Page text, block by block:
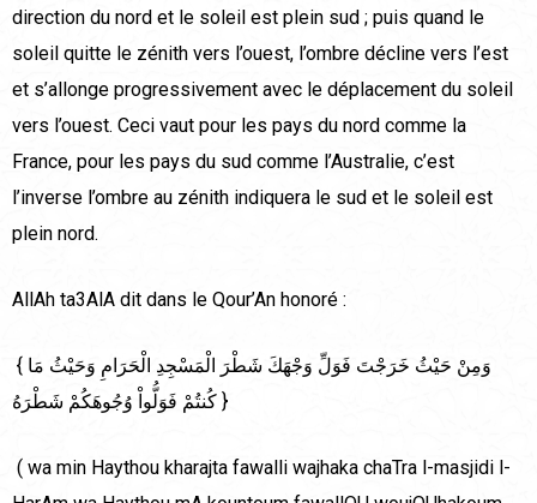
direction du nord et le soleil est plein sud ; puis quand le
soleil quitte le zénith vers l’ouest, l’ombre décline vers l’est
et s’allonge progressivement avec le déplacement du soleil
vers l’ouest. Ceci vaut pour les pays du nord comme la
France, pour les pays du sud comme l’Australie, c’est
l’inverse l’ombre au zénith indiquera le sud et le soleil est
plein nord.
AllAh ta3AlA dit dans le Qour’An honoré :
{ وَمِنْ حَيْثُ خَرَجْتَ فَوَلِّ وَجْهَكَ شَطْرَ الْمَسْجِدِ الْحَرَامِ وَحَيْثُ مَا
كُنتُمْ فَوَلُّواْ وُجُوهَكُمْ شَطْرَهُ }
( wa min Haythou kharajta fawalli wajhaka chaTra l-masjidi l-